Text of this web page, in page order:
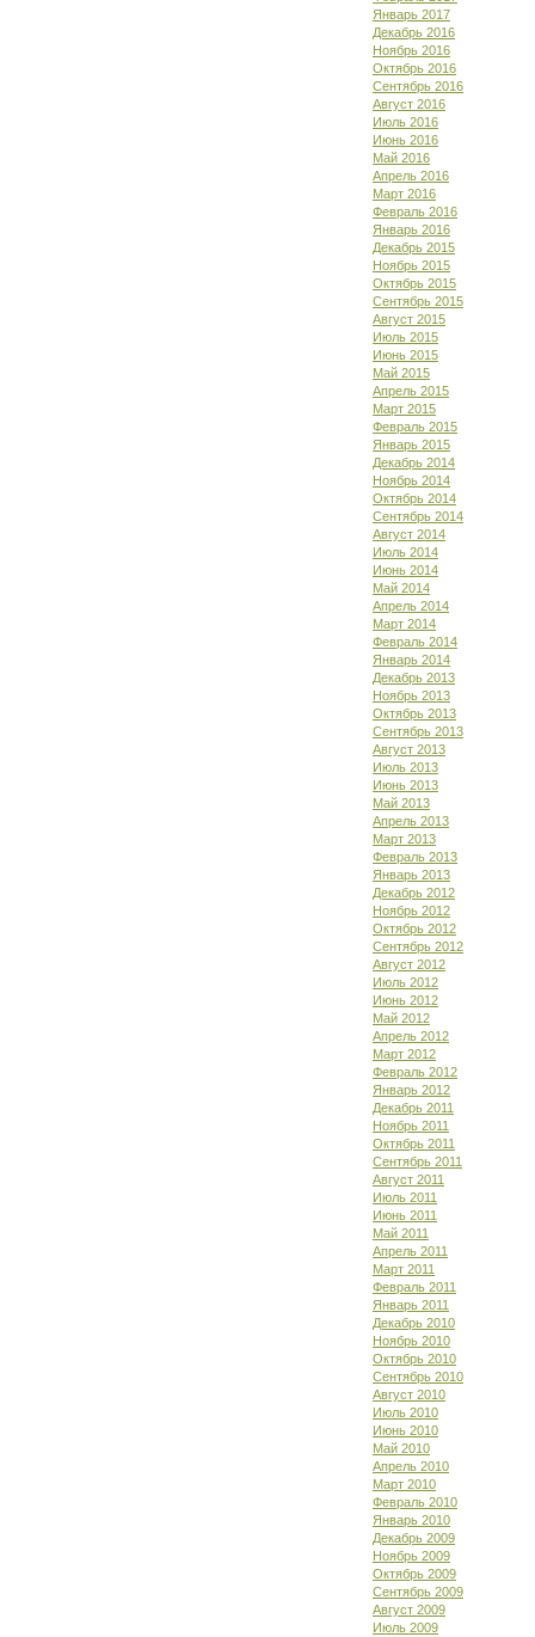
Январь 2017
Декабрь 2016
Ноябрь 2016
Октябрь 2016
Сентябрь 2016
Август 2016
Июль 2016
Июнь 2016
Май 2016
Апрель 2016
Март 2016
Февраль 2016
Январь 2016
Декабрь 2015
Ноябрь 2015
Октябрь 2015
Сентябрь 2015
Август 2015
Июль 2015
Июнь 2015
Май 2015
Апрель 2015
Март 2015
Февраль 2015
Январь 2015
Декабрь 2014
Ноябрь 2014
Октябрь 2014
Сентябрь 2014
Август 2014
Июль 2014
Июнь 2014
Май 2014
Апрель 2014
Март 2014
Февраль 2014
Январь 2014
Декабрь 2013
Ноябрь 2013
Октябрь 2013
Сентябрь 2013
Август 2013
Июль 2013
Июнь 2013
Май 2013
Апрель 2013
Март 2013
Февраль 2013
Январь 2013
Декабрь 2012
Ноябрь 2012
Октябрь 2012
Сентябрь 2012
Август 2012
Июль 2012
Июнь 2012
Май 2012
Апрель 2012
Март 2012
Февраль 2012
Январь 2012
Декабрь 2011
Ноябрь 2011
Октябрь 2011
Сентябрь 2011
Август 2011
Июль 2011
Июнь 2011
Май 2011
Апрель 2011
Март 2011
Февраль 2011
Январь 2011
Декабрь 2010
Ноябрь 2010
Октябрь 2010
Сентябрь 2010
Август 2010
Июль 2010
Июнь 2010
Май 2010
Апрель 2010
Март 2010
Февраль 2010
Январь 2010
Декабрь 2009
Ноябрь 2009
Октябрь 2009
Сентябрь 2009
Август 2009
Июль 2009